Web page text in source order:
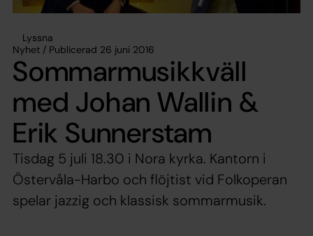
Lyssna
Nyhet / Publicerad 26 juni 2016
Sommarmusikkväll
med Johan Wallin &
Erik Sunnerstam
Tisdag 5 juli 18.30 i Nora kyrka. Kantorn i
Östervåla-Harbo och flöjtist vid Folkoperan
spelar jazzig och klassisk sommarmusik.